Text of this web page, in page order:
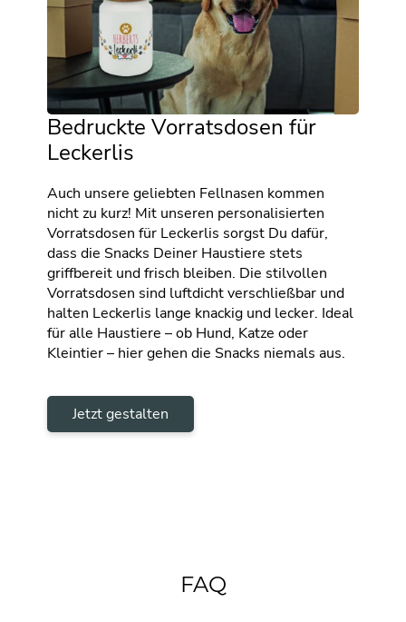
Bedruckte Vorratsdosen für
Leckerlis
Auch unsere geliebten Fellnasen kommen
nicht zu kurz! Mit unseren personalisierten
Vorratsdosen für Leckerlis sorgst Du dafür,
dass die Snacks Deiner Haustiere stets
griffbereit und frisch bleiben. Die stilvollen
Vorratsdosen sind luftdicht verschließbar und
halten Leckerlis lange knackig und lecker. Ideal
für alle Haustiere – ob Hund, Katze oder
Kleintier – hier gehen die Snacks niemals aus.
Jetzt gestalten
FAQ